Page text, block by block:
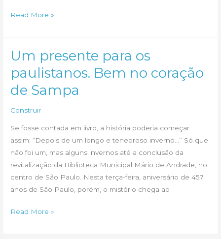
Taschen
‘Yes
is
em
versão
iPad
Read More »
Um presente para os
paulistanos. Bem no coração
de Sampa
Construir
Se fosse contada em livro, a história poderia começar
assim: “Depois de um longo e tenebroso inverno…” Só que
não foi um, mas alguns invernos até a conclusão da
revitalização da Biblioteca Municipal Mário de Andrade, no
centro de São Paulo. Nesta terça-feira, aniversário de 457
anos de São Paulo, porém, o mistério chega ao
Um
Read More »